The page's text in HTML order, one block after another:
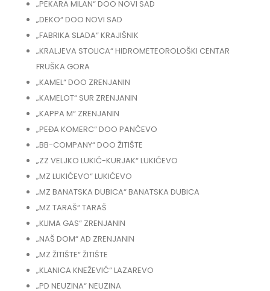
„PEKARA MILAN“ DOO NOVI SAD
„DEKO“ DOO NOVI SAD
„FABRIKA SLADA“ KRAJIŠNIK
„KRALJEVA STOLICA“ HIDROMETEOROLOŠKI CENTAR
FRUŠKA GORA
„KAMEL“ DOO ZRENJANIN
„KAMELOT“ SUR ZRENJANIN
„KAPPA M“ ZRENJANIN
„PEĐA KOMERC“ DOO PANČEVO
„BB-COMPANY“ DOO ŽITIŠTE
„ZZ VELJKO LUKIĆ-KURJAK“ LUKIĆEVO
„MZ LUKIĆEVO“ LUKIĆEVO
„MZ BANATSKA DUBICA“ BANATSKA DUBICA
„MZ TARAŠ“ TARAŠ
„KLIMA GAS“ ZRENJANIN
„NAŠ DOM“ AD ZRENJANIN
„MZ ŽITIŠTE“ ŽITIŠTE
„KLANICA KNEŽEVIĆ“ LAZAREVO
„PD NEUZINA“ NEUZINA